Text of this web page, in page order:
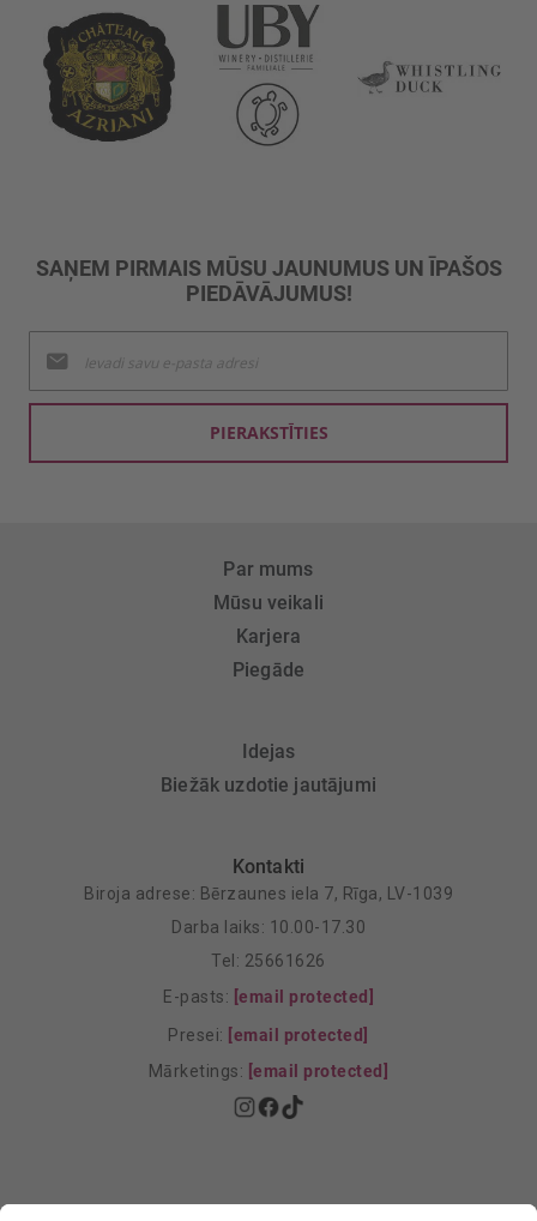
SAŅEM PIRMAIS MŪSU JAUNUMUS UN ĪPAŠOS
PIEDĀVĀJUMUS!
jaunumu
saņemšanai:
PIERAKSTĪTIES
Par mums
Mūsu veikali
Karjera
Piegāde
Idejas
Biežāk uzdotie jautājumi
Kontakti
Biroja adrese: Bērzaunes iela 7, Rīga, LV-1039
Darba laiks: 10.00-17.30
Tel: 25661626
E-pasts: [email protected]
Presei: [email protected]
Mārketings: [email protected]